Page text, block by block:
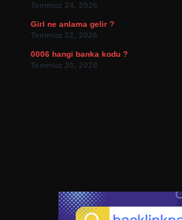
Temmuz 24, 2026
Girl ne anlama gelir ?
Temmuz 22, 2026
0006 hangi banka kodu ?
Temmuz 20, 2026